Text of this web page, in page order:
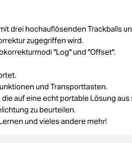
drei hochauflösenden Trackballs
zugegriffen wird.
"Log" und "Offset".
und Transporttasten.
auf eine echt portable Lösung aus
zu beurteilen.
und vieles andere mehr!